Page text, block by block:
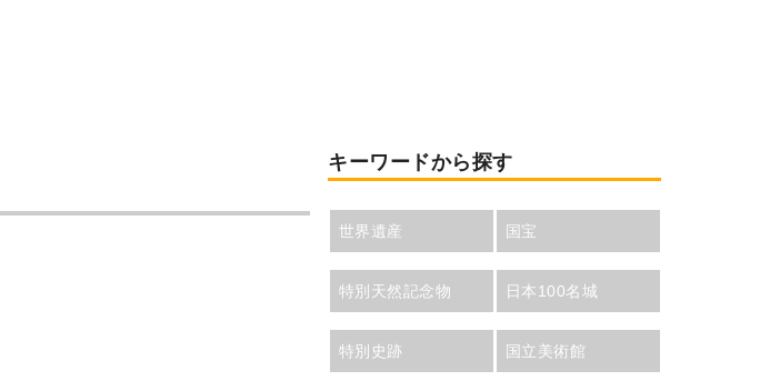
キーワードから探す
世界遺産 国宝
特別天然記念物 日本100名城
特別史跡 国立美術館